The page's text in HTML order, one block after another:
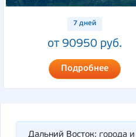
7 дней
от 90950 руб.
Подробнее
Дальний Восток: города